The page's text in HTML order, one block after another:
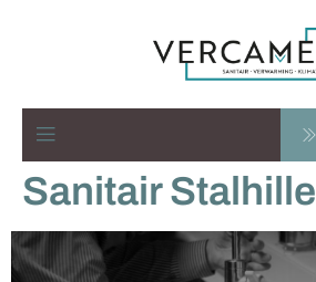
Sanitair Stalhille